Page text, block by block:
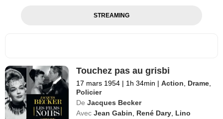
STREAMING
Touchez pas au grisbi
17 mars 1954 | 1h 34min | Action Drame
Policier
De Jacques Becker
Avec Jean Gabin René Dary Lino